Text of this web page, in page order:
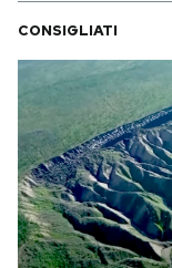
CONSIGLIATI